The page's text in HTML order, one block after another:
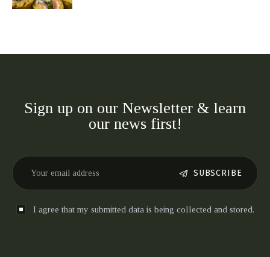
Sign up on our Newsletter & learn
our news first!
SUBSCRIBE
I agree that my submitted data is being collected and stored.